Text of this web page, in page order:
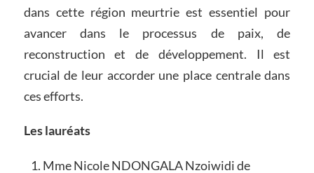
dans cette région meurtrie est essentiel pour
avancer dans le processus de paix, de
reconstruction et de développement. Il est
crucial de leur accorder une place centrale dans
ces efforts.
Les lauréats
Mme Nicole NDONGALA Nzoiwidi de